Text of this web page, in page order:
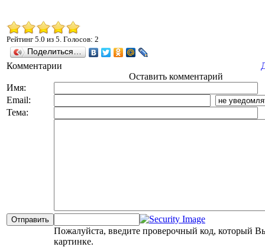
Рейтинг 5.0 из 5 . Голосов: 2
Поделиться…
Комментарии
Оставить комментарий
Имя:
Email:
Тема:
Пожалуйста, введите проверочный код, который
картинке.